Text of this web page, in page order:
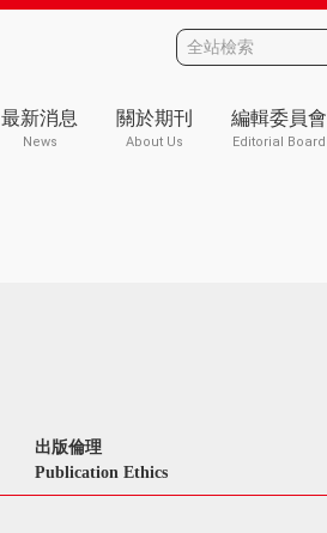
最新消息
News
關於期刊
About Us
編輯委員會
Editorial Board
出版倫理
Publication Ethics